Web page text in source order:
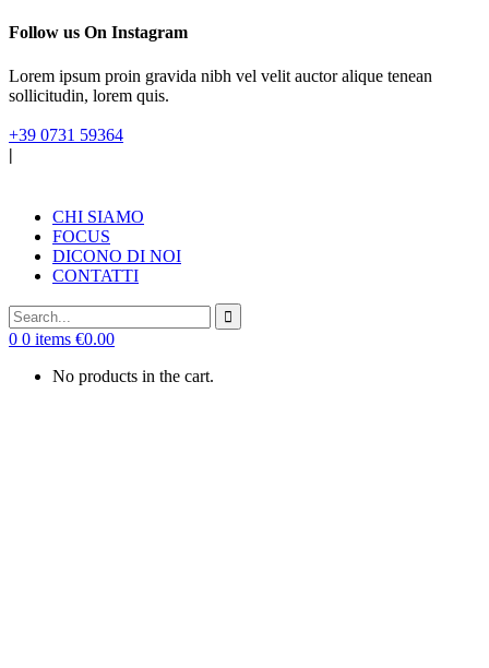
Follow us On Instagram
Lorem ipsum proin gravida nibh vel velit auctor alique tenean
sollicitudin, lorem quis.
+39 0731 59364
|
CHI SIAMO
FOCUS
DICONO DI NOI
CONTATTI
0 0 items €0.00
No products in the cart.